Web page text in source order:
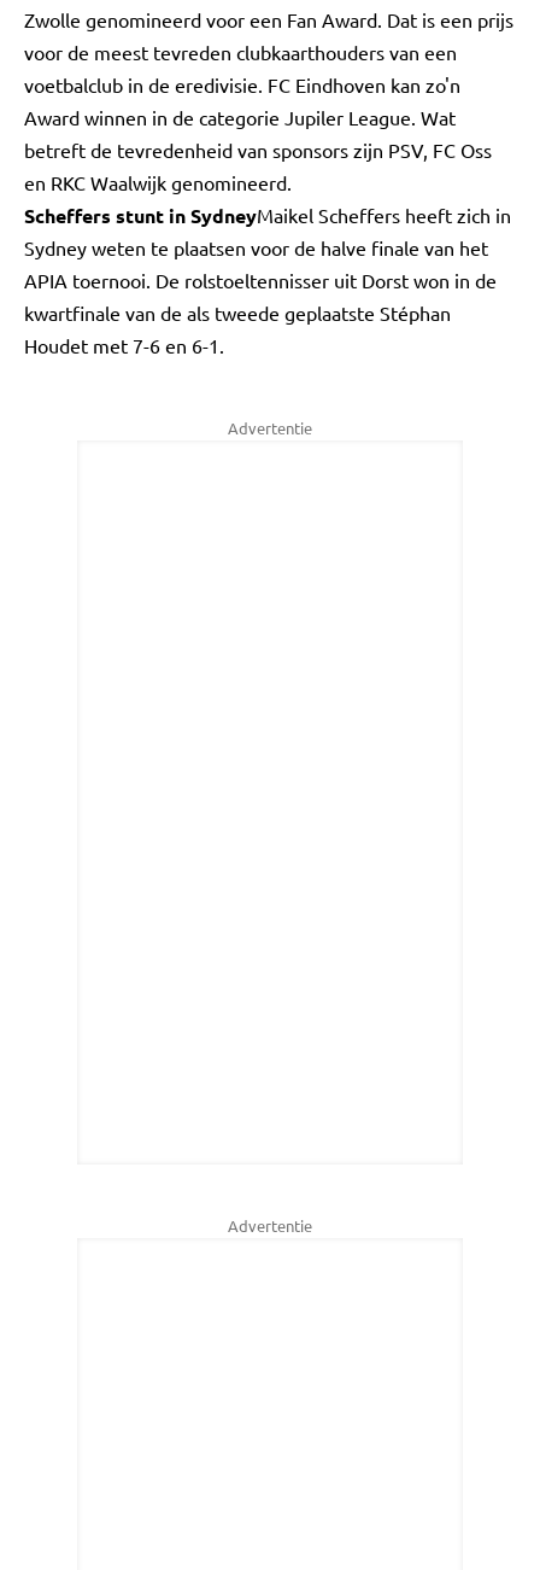
Zwolle genomineerd voor een Fan Award. Dat is een prijs
voor de meest tevreden clubkaarthouders van een
voetbalclub in de eredivisie. FC Eindhoven kan zo'n
Award winnen in de categorie Jupiler League. Wat
betreft de tevredenheid van sponsors zijn PSV, FC Oss
en RKC Waalwijk genomineerd.
Scheffers stunt in SydneyMaikel Scheffers heeft zich in
Sydney weten te plaatsen voor de halve finale van het
APIA toernooi. De rolstoeltennisser uit Dorst won in de
kwartfinale van de als tweede geplaatste Stéphan
Houdet met 7-6 en 6-1.
Advertentie
Advertentie